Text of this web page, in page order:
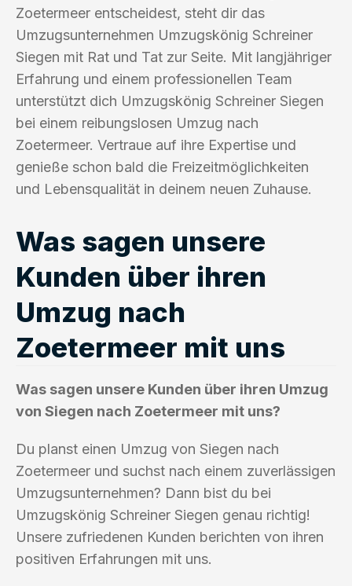
Zoetermeer entscheidest, steht dir das
Umzugsunternehmen Umzugskönig Schreiner
Siegen mit Rat und Tat zur Seite. Mit langjähriger
Erfahrung und einem professionellen Team
unterstützt dich Umzugskönig Schreiner Siegen
bei einem reibungslosen Umzug nach
Zoetermeer. Vertraue auf ihre Expertise und
genieße schon bald die Freizeitmöglichkeiten
und Lebensqualität in deinem neuen Zuhause.
Was sagen unsere
Kunden über ihren
Umzug nach
Zoetermeer mit uns
Was sagen unsere Kunden über ihren Umzug
von Siegen nach Zoetermeer mit uns?
Du planst einen Umzug von Siegen nach
Zoetermeer und suchst nach einem zuverlässigen
Umzugsunternehmen? Dann bist du bei
Umzugskönig Schreiner Siegen genau richtig!
Unsere zufriedenen Kunden berichten von ihren
positiven Erfahrungen mit uns.